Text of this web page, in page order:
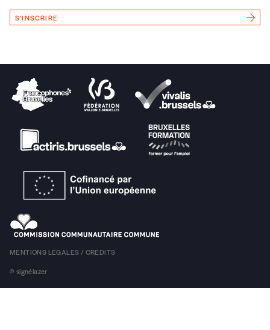
Rue
Code postal
n°
Localité
S'INSCRIRE
MENTIONS LÉGALES / CRÉDITS
© signélazer